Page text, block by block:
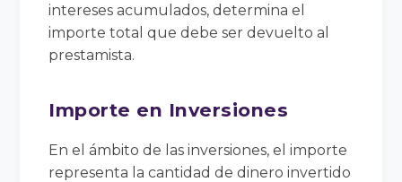
intereses acumulados, determina el
importe total que debe ser devuelto al
prestamista.
Importe en Inversiones
En el ámbito de las inversiones, el importe
representa la cantidad de dinero invertido